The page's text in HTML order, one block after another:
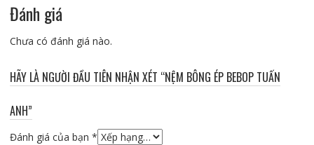
Đánh giá
Chưa có đánh giá nào.
HÃY LÀ NGƯỜI ĐẦU TIÊN NHẬN XÉT “NỆM BÔNG ÉP BEBOP TUẤN
ANH”
Đánh giá của bạn *